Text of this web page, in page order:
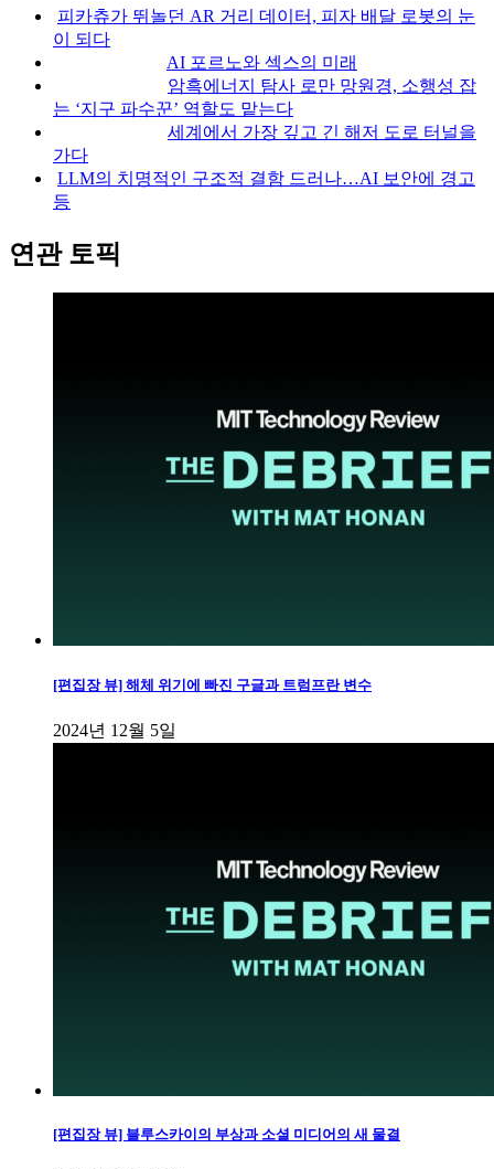
피카츄가 뛰놀던 AR 거리 데이터, 피자 배달 로봇의 눈
이 되다
AI 포르노와 섹스의 미래
암흑에너지 탐사 로만 망원경, 소행성 잡
는 ‘지구 파수꾼’ 역할도 맡는다
세계에서 가장 깊고 긴 해저 도로 터널을
가다
LLM의 치명적인 구조적 결함 드러나…AI 보안에 경고
등
연관 토픽
[편집장 뷰] 해체 위기에 빠진 구글과 트럼프란 변수
2024년 12월 5일
[편집장 뷰] 블루스카이의 부상과 소셜 미디어의 새 물결